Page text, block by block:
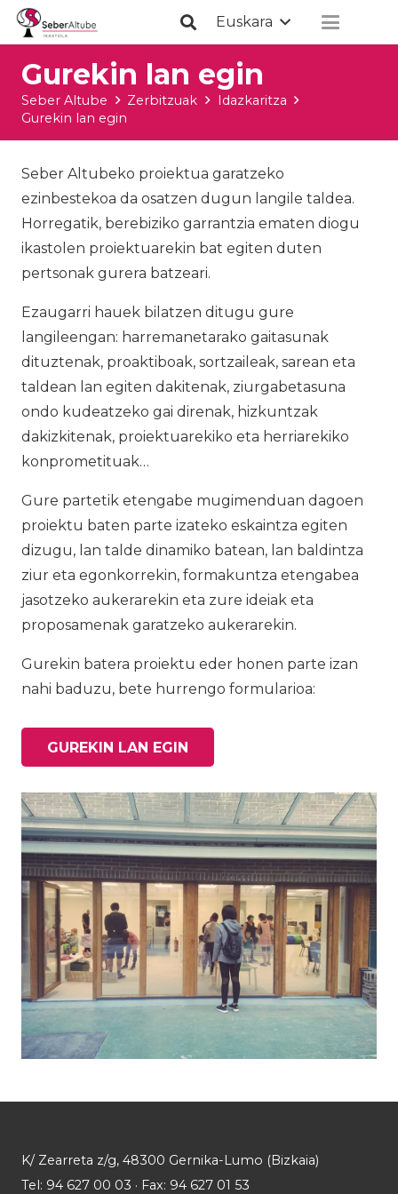
Euskara
Gurekin lan egin
Seber Altube Zerbitzuak
Idazkaritza
Gurekin lan egin
Seber Altubeko proiektua garatzeko
ezinbestekoa da osatzen dugun langile taldea.
Horregatik, berebiziko garrantzia ematen diogu
ikastolen proiektuarekin bat egiten duten
pertsonak gurera batzeari.
Ezaugarri hauek bilatzen ditugu gure
langileengan: harremanetarako gaitasunak
dituztenak, proaktiboak, sortzaileak, sarean eta
taldean lan egiten dakitenak, ziurgabetasuna
ondo kudeatzeko gai direnak, hizkuntzak
dakizkitenak, proiektuarekiko eta herriarekiko
konprometituak…
Gure partetik etengabe mugimenduan dagoen
proiektu baten parte izateko eskaintza egiten
dizugu, lan talde dinamiko batean, lan baldintza
ziur eta egonkorrekin, formakuntza etengabea
jasotzeko aukerarekin eta zure ideiak eta
proposamenak garatzeko aukerarekin.
Gurekin batera proiektu eder honen parte izan
nahi baduzu, bete hurrengo formularioa:
GUREKIN LAN EGIN
K/ Zearreta z/g, 48300 Gernika-Lumo (Bizkaia)
Tel: 94 627 00 03 · Fax: 94 627 01 53